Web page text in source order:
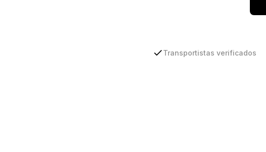
Transportistas verificados